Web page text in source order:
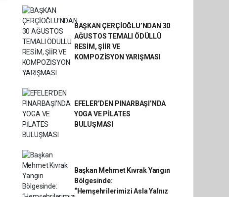
BAŞKAN ÇERÇİOĞLU’NDAN 30
AĞUSTOS TEMALI ÖDÜLLÜ
RESİM, ŞİİR VE
KOMPOZİSYON YARIŞMASI
EFELER’DEN PINARBAŞI’NDA
YOGA VE PİLATES
BULUŞMASI
Başkan Mehmet Kıvrak Yangın
Bölgesinde:
“Hemşehrilerimizi Asla Yalnız